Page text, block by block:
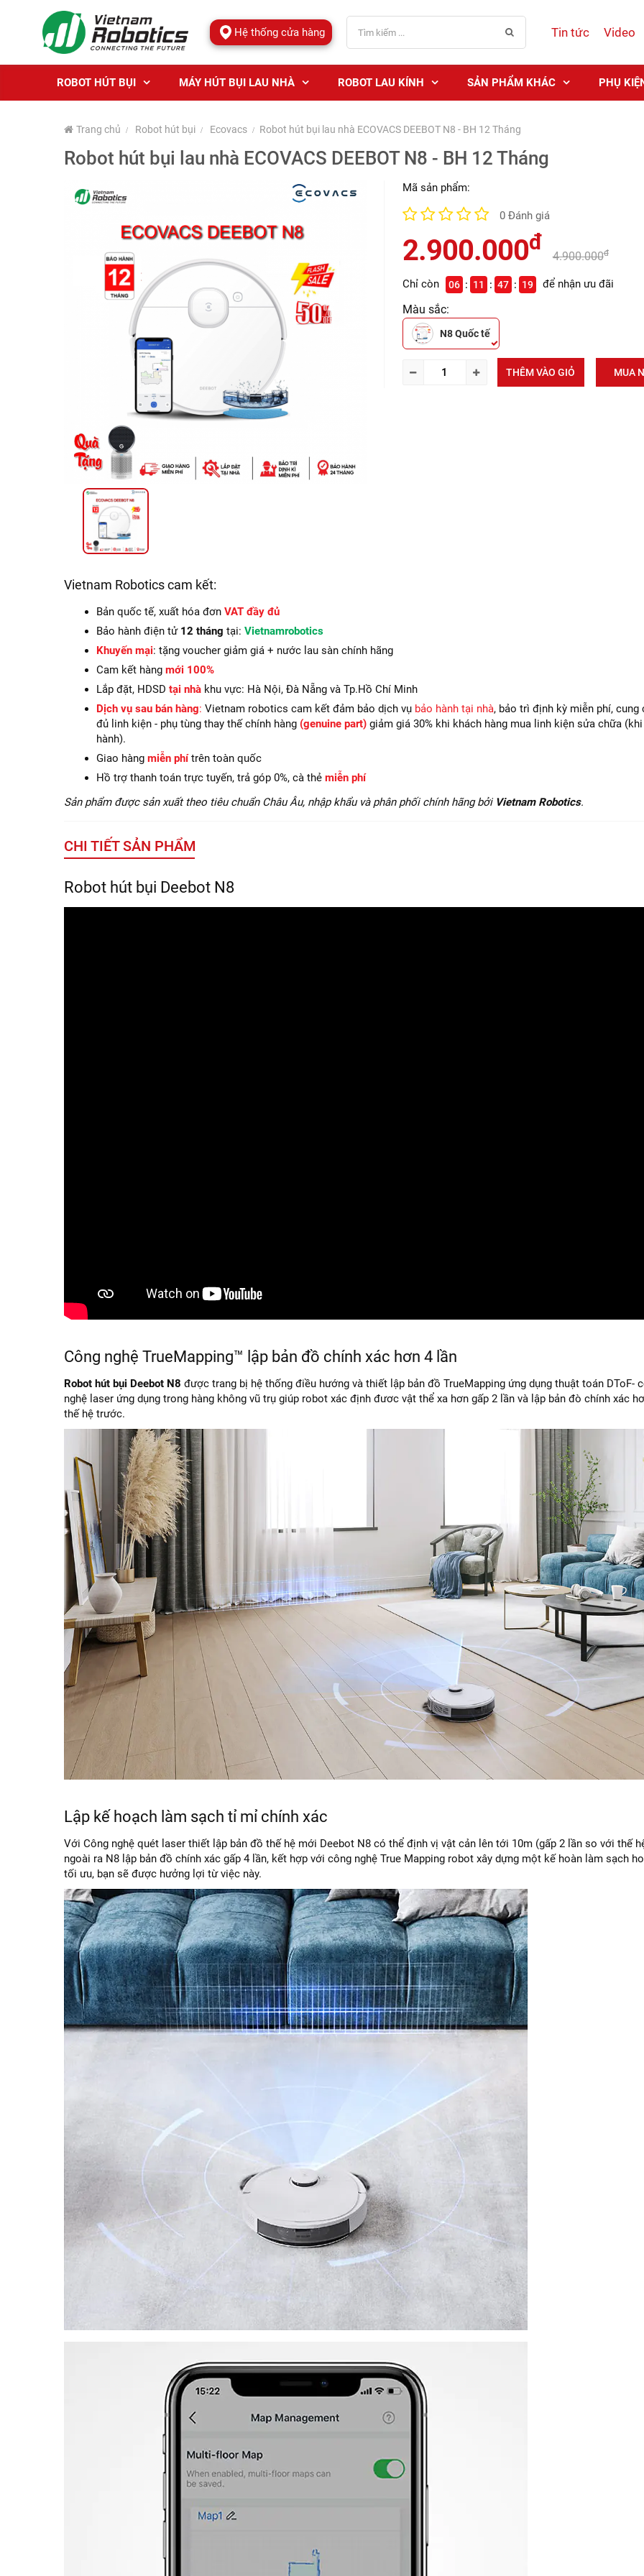
Hệ thống cửa hàng Tin tức Video
ROBOT HÚT BỤI MÁY HÚT BỤI LAU NHÀ ROBOT LAU KÍNH SẢN PHẨM KHÁC PHỤ
Trang chủ Robot hút bụi Ecovacs Robot hút bụi lau nhà ECOVACS DEEBOT N8 - BH 12 Tháng
Robot hút bụi lau nhà ECOVACS DEEBOT N8 - BH 12 Tháng
Mã sản phẩm:
0 Đánh giá
2.900.000đ
4.900.000đ
Chỉ còn 06 11 47 17 để nhận ưu đãi
Màu sắc:
N8 Quốc tế
THÊM VÀO GIỎ MUA
Vietnam Robotics cam kết:
Bản quốc tế, xuất hóa đơnVAT đầy đủ
Bảo hành điện tử12 tháng tại:Vietnamrobotics
Khuyến mại: tặng voucher giảm giá + nước lau sàn chính hãng
Cam kết hàngmới 100%
Lắp đặt, HDSDtại nhà khu vực: Hà Nội, Đà Nẵng và Tp.Hồ Chí Minh
Dịch vụ sau bán hàng: Vietnam robotics cam kết đảm bảo dịch vụ bảo hành tại nhà, bảo trì định kỳ miễn phí, cung
đủ linh kiện - phụ tùng thay thế chính hàng (genuine part) giảm giá 30% khi khách hàng mua linh kiện sửa chữa
hành).
Giao hàngmiễn phítrên toàn quốc
Hồ trợ thanh toán trực tuyến, trả góp 0%, cà thẻmiễn phí
Sản phẩm được sản xuất theo tiêu chuẩn Châu Âu, nhập khẩu và phân phối chính hãng bởi Vietnam Robotics.
CHI TIẾT SẢN PHẨM
Robot hút bụi Deebot N8
Công nghệ TrueMapping™ lập bản đồ chính xác hơn 4 lần
Robot hút bụi Deebot N8 được trang bị hệ thống điều hướng và thiết lập bản đồ TrueMapping ứng dụng thuật toán DToF-
nghệ laser ứng dụng trong hàng không vũ trụ giúp robot xác định đươc vật thể xa hơn gấp 2 lần và lập bản đò chính xác
thế hệ trước.
Lập kế hoạch làm sạch tỉ mỉ chính xác
Với Công nghệ quét laser thiết lập bản đồ thế hệ mới Deebot N8 có thể định vị vật cản lên tới 10m (gấp 2 lần so với thế
ngoài ra N8 lập bản đồ chính xác gấp 4 lần, kết hợp với công nghệ True Mapping robot xây dựng một kế hoàn làm sạch
tối ưu, bạn sẽ được hưởng lợi từ việc này.